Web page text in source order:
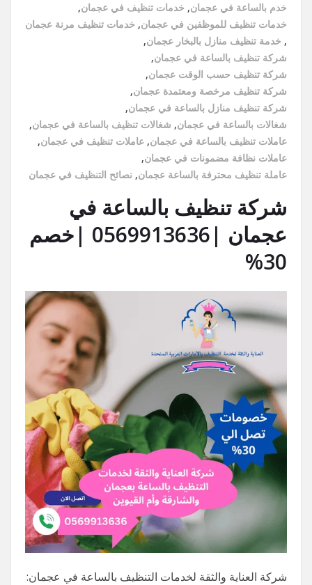
خدم بالساعة في عجمان, خدمات تنظيف في عجمان,
خدمات تنظيف للموظفين في عجمان, خدمات تنظيف مرنة عجمان
, خدمة تنظيف منازل بالبخار عجمان,
شركة تنظيف بالساعة في عجمان,
شركة تنظيف حسب الوقت عجمان,
شركة تنظيف مرخصة ومعتمدة عجمان,
شركة تنظيف منازل بالساعة في عجمان,
شغالات بالساعة في عجمان, شغالات تنظيف بالساعة في عجمان,
عاملات تنظيف بالساعة في عجمان, عاملات تنظيف في عجمان,
عاملات نظافة مضمونات في عجمان,
عاملة تنظيف محترفة بالساعة عجمان, نصائح التنظيف في عجمان
شركة تنظيف بالساعة في
عجمان |0569913636 |خصم
30%
شركة العناية والثقة لخدمات التنظيف بالساعة في عجمان: